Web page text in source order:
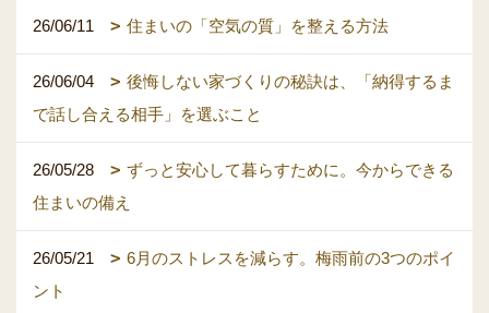
26/06/11 住まいの「空気の質」を整える方法
26/06/04
後悔しない家づくりの秘訣は、「納得するま
で話し合える相手」を選ぶこと
26/05/28
ずっと安心して暮らすために。今からできる
住まいの備え
26/05/21
6月のストレスを減らす。梅雨前の3つのポイ
ント